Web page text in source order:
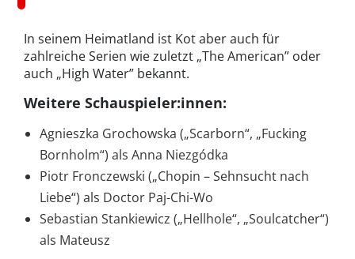
In seinem Heimatland ist Kot aber auch für
zahlreiche Serien wie zuletzt „The American” oder
auch „High Water” bekannt.
Weitere Schauspieler:innen:
Agnieszka Grochowska („Scarborn“, „Fucking
Bornholm“) als Anna Niezgódka
Piotr Fronczewski („Chopin – Sehnsucht nach
Liebe“) als Doctor Paj-Chi-Wo
Sebastian Stankiewicz („Hellhole“, „Soulcatcher“)
als Mateusz